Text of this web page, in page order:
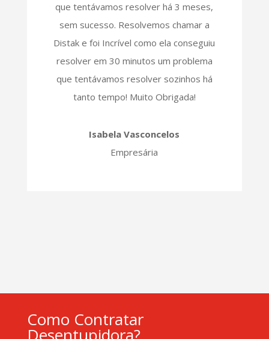
que tentávamos resolver há 3 meses,
sem sucesso. Resolvemos chamar a
Distak e foi Incrível como ela conseguiu
resolver em 30 minutos um problema
que tentávamos resolver sozinhos há
tanto tempo! Muito Obrigada!
Isabela Vasconcelos
Empresária
Como Contratar